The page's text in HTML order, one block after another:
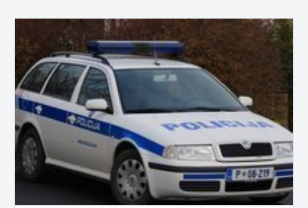
najdbi trupla sta...